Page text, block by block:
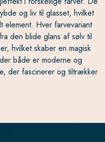
og liv til glasset, hvilket
element. Hver farvevariant
den blide glans af sølv til
hvilket skaber en magisk
både er moderne og
der fascinerer og tiltrækker